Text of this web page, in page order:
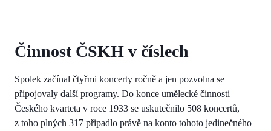
Činnost ČSKH v číslech
Spolek začínal čtyřmi koncerty ročně a jen pozvolna se
připojovaly další programy. Do konce umělecké činnosti
Českého kvarteta v roce 1933 se uskutečnilo 508 koncertů,
z toho plných 317 připadlo právě na konto tohoto jedinečného